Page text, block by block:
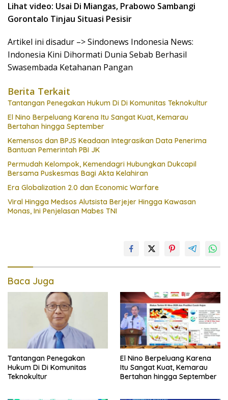
Lihat video: Usai Di Miangas, Prabowo Sambangi
Gorontalo Tinjau Situasi Pesisir
Artikel ini disadur –> Sindonews Indonesia News:
Indonesia Kini Dihormati Dunia Sebab Berhasil
Swasembada Ketahanan Pangan
Berita Terkait
Tantangan Penegakan Hukum Di Di Komunitas Teknokultur
El Nino Berpeluang Karena Itu Sangat Kuat, Kemarau
Bertahan hingga September
Kemensos dan BPJS Keadaan Integrasikan Data Penerima
Bantuan Pemerintah PBI JK
Permudah Kelompok, Kemendagri Hubungkan Dukcapil
Bersama Puskesmas Bagi Akta Kelahiran
Era Globalization 2.0 dan Economic Warfare
Viral Hingga Medsos Alutsista Berjejer Hingga Kawasan
Monas, Ini Penjelasan Mabes TNI
Baca Juga
Tantangan Penegakan
Hukum Di Di Komunitas
Teknokultur
El Nino Berpeluang Karena
Itu Sangat Kuat, Kemarau
Bertahan hingga September